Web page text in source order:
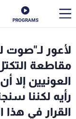
PROGRAMS
مقاطعة
العونيين إلا
رأيه لكننا
القرار في هذا
الأخبار
سياسة
إقتصاد